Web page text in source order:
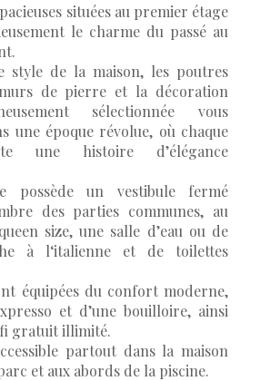
situées au premier étage
le charme du passé au
style de la maison, les poutres
de pierre et la décoration
sélectionnée vous
une époque révolue, où chaque
une histoire d’élégance
possède un vestibule fermé
des parties communes, au
size, une salle d’eau ou de
à l‘italienne et de toilettes
équipées du confort moderne,
et d’une bouilloire, ainsi
gratuit illimité.
partout dans la maison
et aux abords de la piscine.